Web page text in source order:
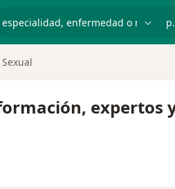
expertos